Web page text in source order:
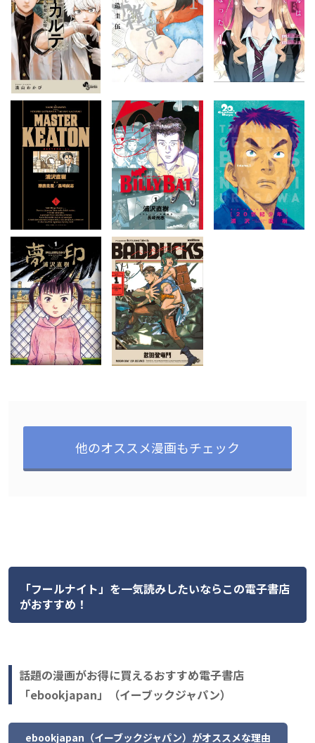
他のオススメ漫画もチェック
「フールナイト」を一気読みしたいならこの電子書店
がおすすめ！
話題の漫画がお得に買えるおすすめ電子書店
「ebookjapan」（イーブックジャパン）
ebookjapan（イーブックジャパン）がオススメな理由